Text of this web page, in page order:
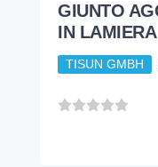
GIUNTO
IN LAMIERA
TISUN GMBH